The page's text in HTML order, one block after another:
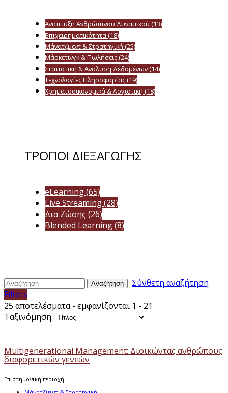
Ανάπτυξη Ανθρώπινου Δυναμικού (13)
Επιχειρηματικότητα (18)
Μάνατζμεντ & Στρατηγική (25)
Μάρκετινγκ & Πωλήσεις (24)
Στατιστική & Ανάλυση Δεδομένων (14)
Τεχνολογίες Πληροφορίας (19)
Χρηματοοικονομικά & Λογιστική (18)
ΤΡΟΠΟΙ ΔΙΕΞΑΓΩΓΗΣ
eLearning(65)
Live Streaming(28)
Δια Ζώσης (26)
Blended Learning(8)
Αναζήτηση
Σύνθετη αναζήτηση
Filters
25 αποτελέσματα - εμφανίζονται 1 - 21
Ταξινόμηση:
Multigenerational Management: Διοικώντας ανθρώπους
διαφορετικών γενεών
Επιστημονική περιοχή